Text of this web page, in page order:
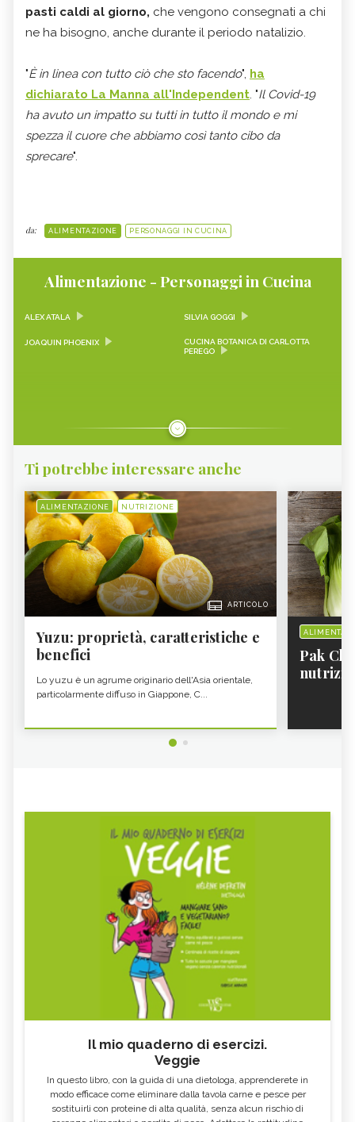
pasti caldi al giorno, che vengono consegnati a chi
ne ha bisogno, anche durante il periodo natalizio.
"È in linea con tutto ciò che sto facendo", ha
dichiarato La Manna all'Independent. "Il Covid-19
ha avuto un impatto su tutti in tutto il mondo e mi
spezza il cuore che abbiamo così tanto cibo da
sprecare".
da: ALIMENTAZIONE PERSONAGGI IN CUCINA
Alimentazione - Personaggi in Cucina
ALEX ATALA SILVIA GOGGI
JOAQUIN PHOENIX
CUCINA BOTANICA DI CARLOTTA
PEREGO
Ti potrebbe interessare anche
ALIMENTAZIONE NUTRIZIONE
ARTICOLO
Yuzu: proprietà, caratteristiche e
benefici
Lo yuzu è un agrume originario dell'Asia orientale,
particolarmente diffuso in Giappone, C...
Pak
Il mio quaderno di esercizi.
Veggie
In questo libro, con la guida di una dietologa, apprenderete in
modo efficace come eliminare dalla tavola carne e pesce per
sostituirli con proteine di alta qualità, senza alcun rischio di